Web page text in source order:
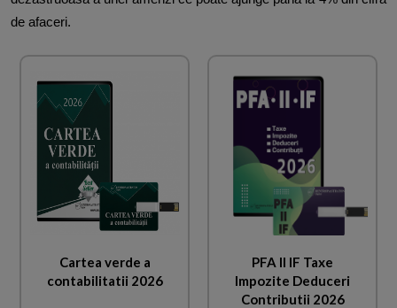
de afaceri.
Cartea verde a
contabilitatii 2026
PFA II IF Taxe
Impozite Deduceri
Contributii 2026